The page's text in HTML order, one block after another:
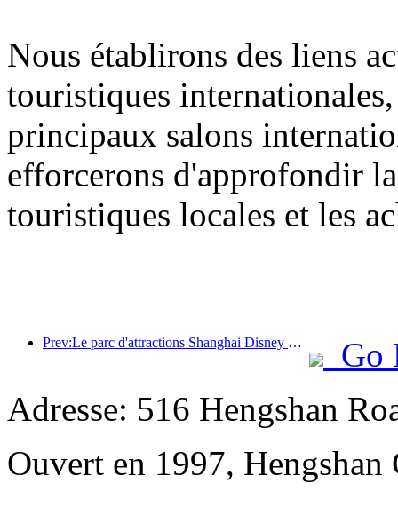
Nous établirons des liens
touristiques
principaux salons
efforcerons d'approfondir
touristiques locales et les
Prev:Le parc d'attractions Shanghai Disney Resort célèbre son 10e anniversaire et a accueilli à ce jour plus de 100 millions de visiteurs.
Go
Adresse: 516 Hengshan
Ouvert en 1997,